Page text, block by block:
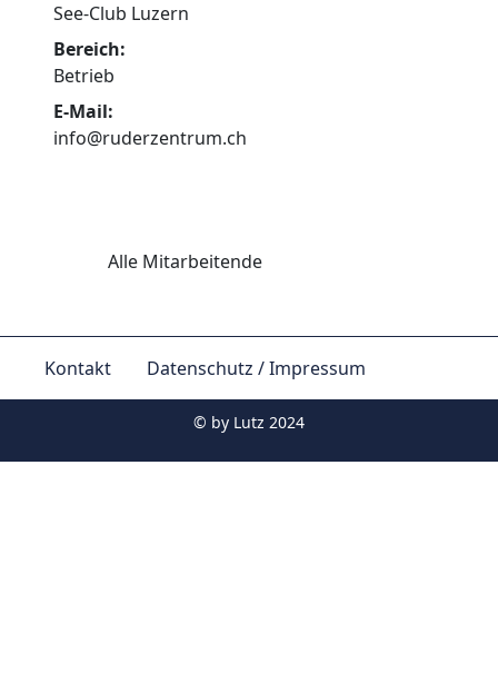
See-Club Luzern
Bereich:
Betrieb
E-Mail:
info@ruderzentrum.ch
Alle Mitarbeitende
Kontakt Datenschutz / Impressum
© by Lutz 2024